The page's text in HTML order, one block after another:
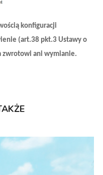
konfiguracji
(art.38 pkt.3 Ustawy o
zwrotowi ani wymianie.